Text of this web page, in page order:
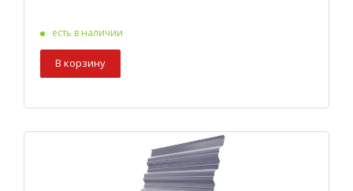
есть в наличии
В корзину